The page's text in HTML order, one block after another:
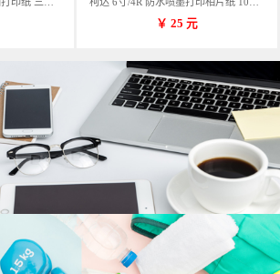
￥ 25元